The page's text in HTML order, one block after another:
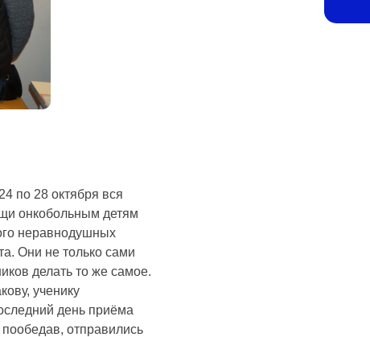
по 28 октября вся
онкобольным детям
неравнодушных
Они не только сами
делать то же самое.
ученику
день приёма
отправились